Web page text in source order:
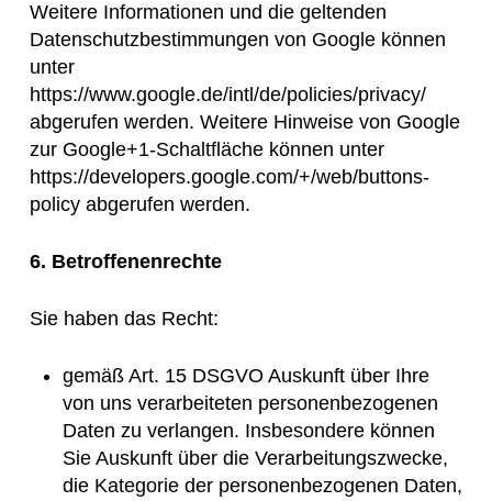
Weitere Informationen und die geltenden
Datenschutzbestimmungen von Google können
unter
https://www.google.de/intl/de/policies/privacy/
abgerufen werden. Weitere Hinweise von Google
zur Google+1-Schaltfläche können unter
https://developers.google.com/+/web/buttons-
policy abgerufen werden.
6. Betroffenenrechte
Sie haben das Recht:
gemäß Art. 15 DSGVO Auskunft über Ihre
von uns verarbeiteten personenbezogenen
Daten zu verlangen. Insbesondere können
Sie Auskunft über die Verarbeitungszwecke,
die Kategorie der personenbezogenen Daten,